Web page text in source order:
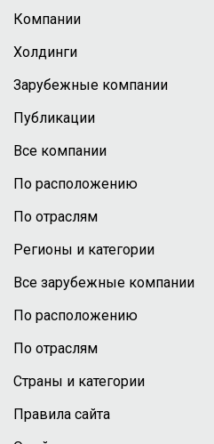
Компании
Холдинги
Зарубежные компании
Публикации
Все компании
По расположению
По отраслям
Регионы и категории
Все зарубежные компании
По расположению
По отраслям
Страны и категории
Правила сайта